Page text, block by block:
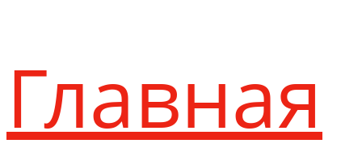
Главная